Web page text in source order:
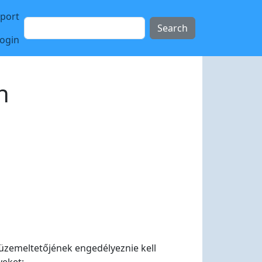
engedélyeznie kell